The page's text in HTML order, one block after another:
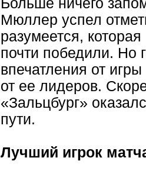
Больше ничего
Мюллер успел
разумеется,
почти победили. Но
впечатления от
от ее лидеров.
«Зальцбург»
пути.
Лучший игрок